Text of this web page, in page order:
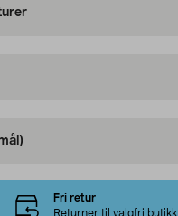
Fri retur
Returner til valgfri butikk